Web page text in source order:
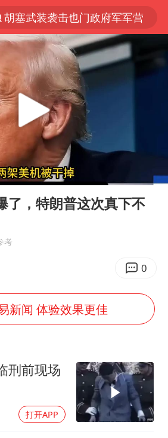
胡塞武装袭击也门政府军军营
台风白海豚中心风力增强
向鹏0-3不敌张本智和
“新疆阿勒泰八月能滑雪”不实
我国外贸延续良好增长态势
陈幸同晋级WTT横滨冠军赛8强
宇树科技中一签需缴款7.54万元
国防部：中国军队坚决反制任何闹海挑衅图谋
广东雷州通报特教老师招聘违规事件
两名乘客在飞机上因调节座椅起冲突
女儿为争财产堵门阻挠父亲出殡
夯实基础开新局
了，特朗普这次真下不
考
0
新闻 体验效果更佳
刑前现场
打开APP